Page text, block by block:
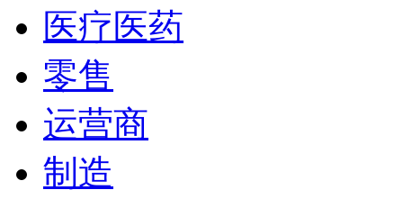
医疗医药
零售
运营商
制造